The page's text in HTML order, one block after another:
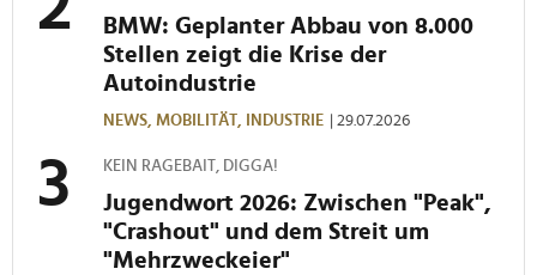
BMW: Geplanter Abbau von 8.000
Stellen zeigt die Krise der
Autoindustrie
NEWS, MOBILITÄT, INDUSTRIE | 29.07.2026
KEIN RAGEBAIT, DIGGA!
Jugendwort 2026: Zwischen "Peak",
"Crashout" und dem Streit um
"Mehrzweckeier"